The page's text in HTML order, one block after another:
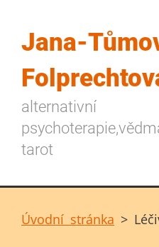
Jana-
alternativní
tarot
Úvodní stránka >